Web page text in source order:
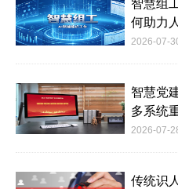
智慧组
何助力
2026-07-
智慧党
多系统
2026-07-
传统识